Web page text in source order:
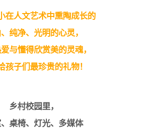
在人文艺术中熏陶成长的
纯净、光明的心灵，
与懂得欣赏美的灵魂，
孩子们最珍贵的礼物！
乡村校园里，
桌椅、灯光、多媒体